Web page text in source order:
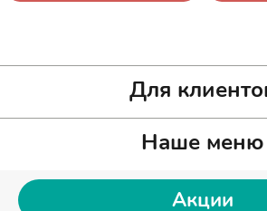
Для
Наше меню
Акции